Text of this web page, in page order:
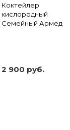
Коктейлер
кислородный
Семейный Армед
2 900 руб.